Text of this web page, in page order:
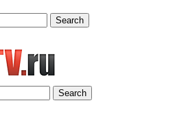
Search
Search